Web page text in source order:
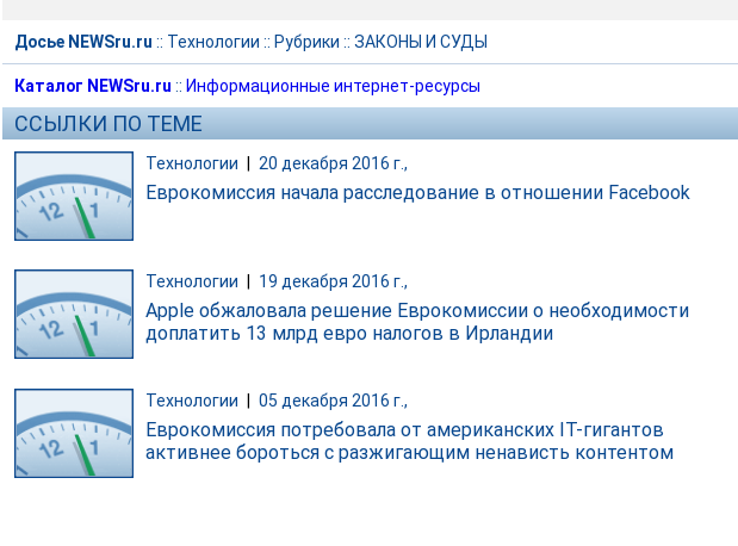
Досье NEWSru.ru :: Технологии :: Рубрики :: ЗАКОНЫ И СУДЫ
Каталог NEWSru.ru :: Информационные интернет-ресурсы
ССЫЛКИ ПО ТЕМЕ
Технологии 20 декабря 2016 г.,
Еврокомиссия начала расследование в отношении Facebook
Технологии 19 декабря 2016 г.,
Apple обжаловала решение Еврокомиссии о необходимости
доплатить 13 млрд евро налогов в Ирландии
Технологии 05 декабря 2016 г.,
Еврокомиссия потребовала от американских IT-гигантов
активнее бороться с разжигающим ненависть контентом